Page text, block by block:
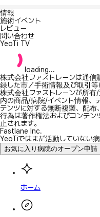
情報
施術イベント
レビュー
問い合わせ
YeoTi TV
loading...
株式会社ファストレーンは通
録した市／手術情報及び取引等
株式会社ファストレーンが所有
内の商品/病院/イベント情報、
テンツに対する無断複製、配布
行為は著作権法およびコンテ
止されます。
Fastlane Inc.
YeoTiではまだ活動していない病
お気に入り病院のオープン申請
ホーム